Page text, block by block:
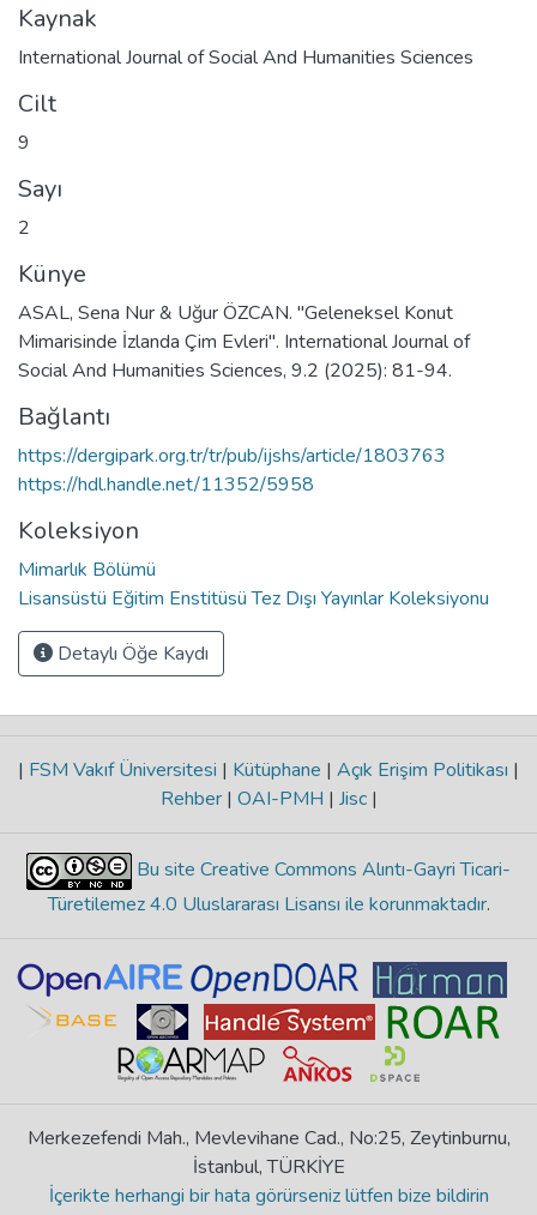
Kaynak
International Journal of Social And Humanities Sciences
Cilt
9
Sayı
2
Künye
ASAL, Sena Nur & Uğur ÖZCAN. "Geleneksel Konut
Mimarisinde İzlanda Çim Evleri". International Journal of
Social And Humanities Sciences, 9.2 (2025): 81-94.
Bağlantı
https://dergipark.org.tr/tr/pub/ijshs/article/1803763
https://hdl.handle.net/11352/5958
Koleksiyon
Mimarlık Bölümü
Lisansüstü Eğitim Enstitüsü Tez Dışı Yayınlar Koleksiyonu
Detaylı Öğe Kaydı
| FSM Vakıf Üniversitesi | Kütüphane | Açık Erişim Politikası |
Rehber | OAI-PMH | Jisc |
Bu site Creative Commons Alıntı-Gayri Ticari-
Türetilemez 4.0 Uluslararası Lisansı ile korunmaktadır.
Merkezefendi Mah., Mevlevihane Cad., No:25, Zeytinburnu,
İstanbul, TÜRKİYE
İçerikte herhangi bir hata görürseniz lütfen bize bildirin